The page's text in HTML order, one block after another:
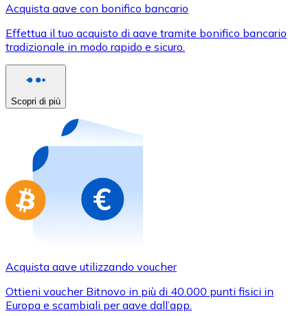
Usa le carte Visa e Mastercard per acquistare
Acquista con carta
Acquista gift card dei tuoi marchi preferiti con
Vai al negozio di carte regalo
Acquista aave con bonifico bancario
Effettua il tuo acquisto di aave tramite bonifico bancario
tradizionale in modo rapido e sicuro.
Scopri di più
Acquista aave utilizzando voucher
Ottieni voucher Bitnovo in più di 40.000 punti fisici in
Europa e scambiali per aave dall’app.